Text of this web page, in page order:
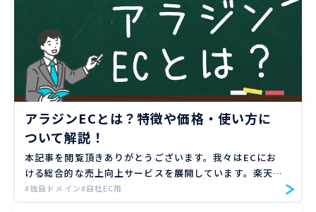
アラジンECとは？特徴や価格・使い方に
ついて解説！
本記事を閲覧頂きありがとうございます。我々はECにお
ける総合的な売上向上サービスを展開しています。楽天、
Amazon、Yahoo!ショッピングの大手ECモールや自社サ
イトのご支援実績のもと、EC売上向上のノウハウをお届
#独自ドメイン#自社EC用